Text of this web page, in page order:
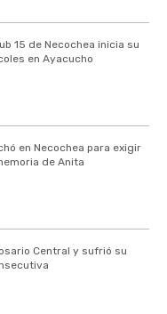
15 de Necochea inicia su
en Ayacucho
en Necochea para exigir
de Anita
Central y sufrió su